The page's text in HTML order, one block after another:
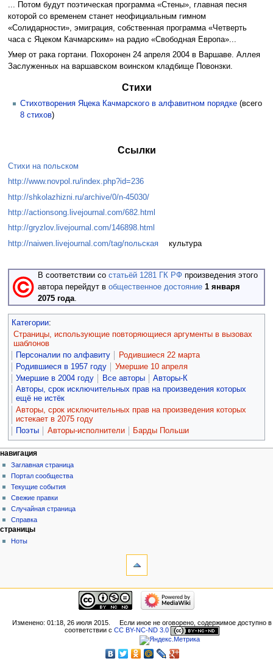
... Потом будут поэтическая программа «Стены», главная песня
которой со временем станет неофициальным гимном
«Солидарности», эмиграция, собственная программа «Четверть
часа с Яцеком Качмарским» на радио «Свободная Европа»...
Умер от рака гортани. Похоронен 24 апреля 2004 в Варшаве. Аллея
Заслуженных на варшавском воинском кладбище Повонзки.
Стихи
Стихотворения Яцека Качмарского в алфавитном порядке (всего
8 стихов)
Ссылки
Стихи на польском
http://www.novpol.ru/index.php?id=236
http://shkolazhizni.ru/archive/0/n-45030/
http://actionsong.livejournal.com/682.html
http://gryzlov.livejournal.com/146898.html
http://naiwen.livejournal.com/tag/польская
культура
В соответствии со статьёй 1281 ГК РФ произведения этого
автора перейдут в общественное достояние 1 января
2075 года.
Категории:
Страницы, использующие повторяющиеся аргументы в вызовах
шаблонов
Персоналии по алфавиту
Родившиеся 22 марта
Родившиеся в 1957 году
Умершие 10 апреля
Умершие в 2004 году
Все авторы
Авторы-К
Авторы, срок исключительных прав на произведения которых
ещё не истёк
Авторы, срок исключительных прав на произведения которых
истекает в 2075 году
Поэты
Авторы-исполнители Барды Польши
навигация
Заглавная страница
Портал сообщества
Текущие события
Свежие правки
Случайная страница
Справка
страницы
Ноты
Изменено: 01:18, 26 июля 2015.
Если иное не оговорено, содержимое доступно в
соответствии сCC BY-NC-ND 3.0